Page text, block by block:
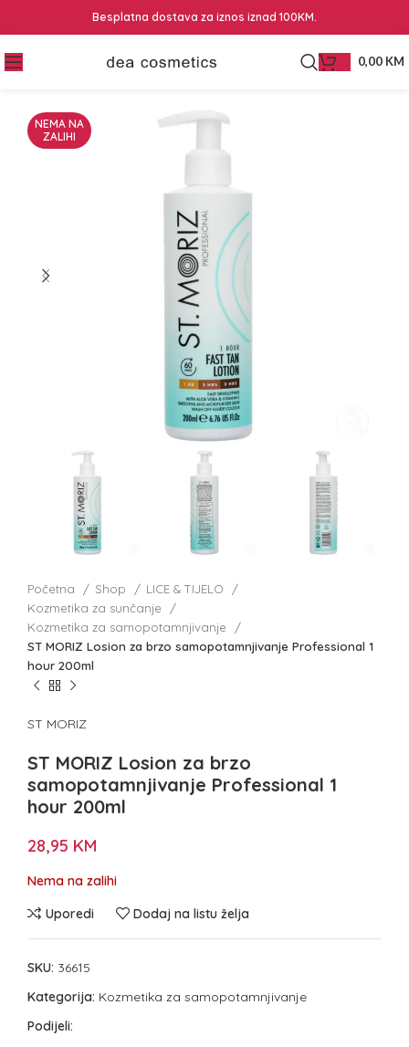
Besplatna dostava za iznos iznad 100KM.
0,00 KM
NEMA NA
ZALIHI
Početna Shop
LICE & TIJELO
Kozmetika za sunčanje
Kozmetika za samopotamnjivanje
ST MORIZ Losion za brzo samopotamnjivanje Professional 1
hour 200ml
ST MORIZ
ST MORIZ Losion za brzo
samopotamnjivanje Professional 1
hour 200ml
28,95 KM
Nema na zalihi
Uporedi
Dodaj na listu želja
SKU: 36615
Kategorija: Kozmetika za samopotamnjivanje
Podijeli: